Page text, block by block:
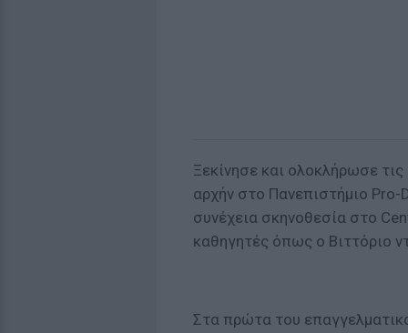
Ξεκίνησε και ολοκλήρωσε
αρχήν στο Πανεπιστήμιο
συνέχεια σκηνοθεσία στο
καθηγητές όπως ο Βιττόριο
Στα πρώτα του